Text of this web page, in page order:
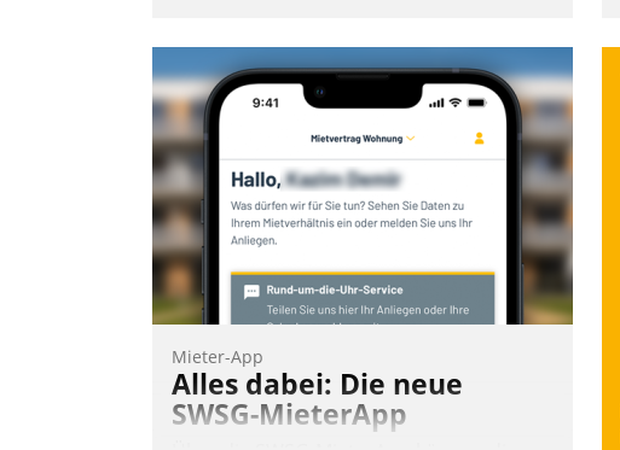
erhielten die Teilnehmerinnen und
Teilnehmer kurzweilige Einblicke in
innovative Cloud-Strategien und -
Lösungen mit hohem Zukunftspotenzial.
Andreas Lerchner
Mieter-App
Alles dabei: Die neue
SWSG-MieterApp